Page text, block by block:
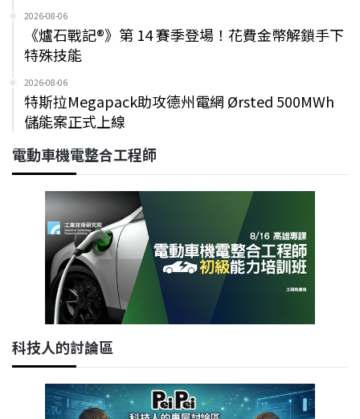
2026-08-06
《爐石戰記®》第 14 賽季登場！花費金幣解鎖手下
特殊技能
2026-08-06
特斯拉Megapack助攻德州電網 Ørsted 500MWh
儲能案正式上線
電動車機電整合工程師
科技人的討論區